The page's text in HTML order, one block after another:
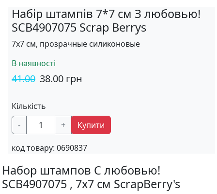
Набір штампів 7*7 см З любовью!
SCB4907075 Scrap Berrys
7х7 см, прозрачные силиконовые
В наявності
41.00 38.00 грн
Кількість
-
+ Купити
код товару: 0690837
Набор штампов С любовью!
SCB4907075 , 7х7 см ScrapBerry's